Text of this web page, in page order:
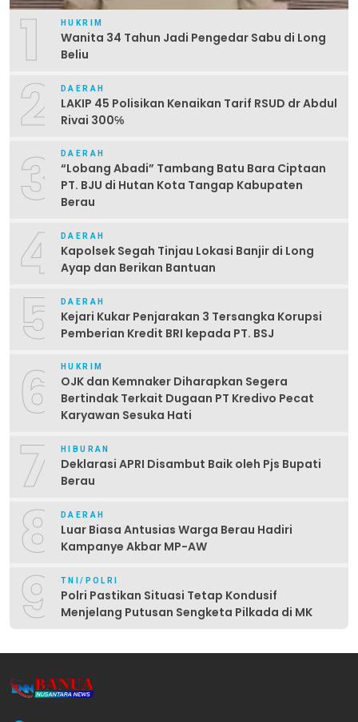
1 HUKRIM
Wanita 34 Tahun Jadi Pengedar Sabu di Long
Beliu
2 DAERAH
LAKIP 45 Polisikan Kenaikan Tarif RSUD dr Abdul
Rivai 300℅
3 DAERAH
“Lobang Abadi” Tambang Batu Bara Ciptaan
PT. BJU di Hutan Kota Tangap Kabupaten
Berau
4 DAERAH
Kapolsek Segah Tinjau Lokasi Banjir di Long
Ayap dan Berikan Bantuan
5 DAERAH
Kejari Kukar Penjarakan 3 Tersangka Korupsi
Pemberian Kredit BRI kepada PT. BSJ
6 HUKRIM
OJK dan Kemnaker Diharapkan Segera
Bertindak Terkait Dugaan PT Kredivo Pecat
Karyawan Sesuka Hati
7 HIBURAN
Deklarasi APRI Disambut Baik oleh Pjs Bupati
Berau
8 DAERAH
Luar Biasa Antusias Warga Berau Hadiri
Kampanye Akbar MP-AW
9 TNI/POLRI
Polri Pastikan Situasi Tetap Kondusif
Menjelang Putusan Sengketa Pilkada di MK